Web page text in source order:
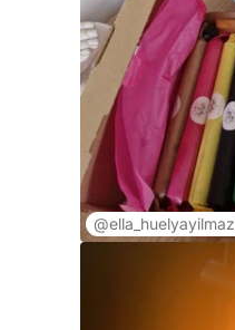
@ella_huelyayilmaz_